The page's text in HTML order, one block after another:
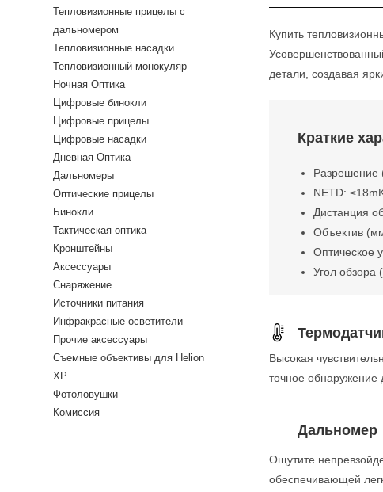
Купить
детали, создавая
Краткие
Разрешение
NETD:
Дистанция
Объектив
Оптическое
Угол обзора
Высокая
точное обнаружение
Дальномер
Ощутите
обеспечивающей
Тепловизионные прицелы с
дальномером
Тепловизионные насадки
Тепловизионный монокуляр
Ночная Оптика
Цифровые бинокли
Цифровые прицелы
Цифровые насадки
Дневная Оптика
Дальномеры
Оптические прицелы
Бинокли
Тактическая оптика
Кронштейны
Аксессуары
Снаряжение
Источники питания
Инфракрасные осветители
Прочие аксессуары
Съемные объективы для Helion
XP
Фотоловушки
Комиссия